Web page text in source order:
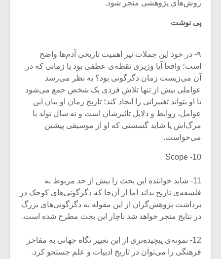
روش‌های پژوهشی منجر شود.
پی نوشت
۹- در خود این جملات نیز اهمیت تاریخی آدم‌ها واضح
است؛ واقعا آیا وزیری نقطه‌ی عطفی بود یا زمانی که در
آن می‌زیست زمان دگرگونی بود؟ به نظر می‌رسد
عواملی بیش از تنها تلاش فردی یک شخص جمع می‌شود
تا او بتواند تغییراتی را ایجاد کند؛ تاریخ زمان او بیان این
عوامل، روابط و دلایل تاثیرشان است و نه سال تولد یا
مرگ‌اش یا شاید گسستی که او از موسیقی پیشین
می‌خواست.
10- Scope
11- شاید خواننده این بحث را بیش از حد مربوط به
فلسفه‌ی تاریخ بداند اما از آن‌جا که دگرگونی‌های کوچک در
برداشت پژوهش‌گران از این مقوله به دگرگونی‌های بزرگ
در نتایج منجر خواهد شد ناچار این بحث مطرح شده است.
12- نمونه‌ی پیچیده‌تری از این تغییر نگاه جهانی به مفاخر
فرهنگی را می‌توان در تاریخ ادبیات و علم جستجو کرد.